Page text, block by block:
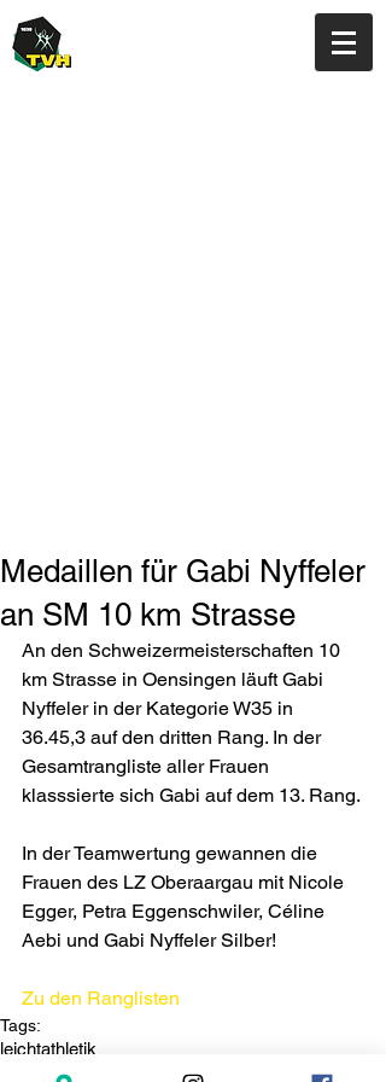
Medaillen für Gabi Nyffeler
an SM 10 km Strasse
An den Schweizermeisterschaften 10
km Strasse in Oensingen läuft Gabi
Nyffeler in der Kategorie W35 in
36.45,3 auf den dritten Rang. In der
Gesamtrangliste aller Frauen
klasssierte sich Gabi auf dem 13. Rang.
In der Teamwertung gewannen die
Frauen des LZ Oberaargau mit Nicole
Egger, Petra Eggenschwiler, Céline
Aebi und Gabi Nyffeler Silber!
Zu den Ranglisten
Tags:
leichtathletik